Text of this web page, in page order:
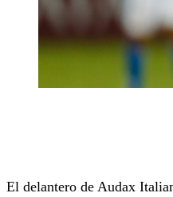
El delantero de Audax